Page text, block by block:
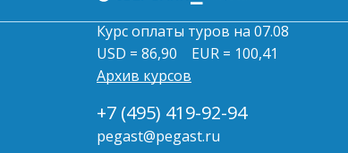
Курс оплаты туров на 07.08
USD = 86,90
EUR = 100,41
Архив курсов
+7 (495) 419-92-94
pegast@pegast.ru